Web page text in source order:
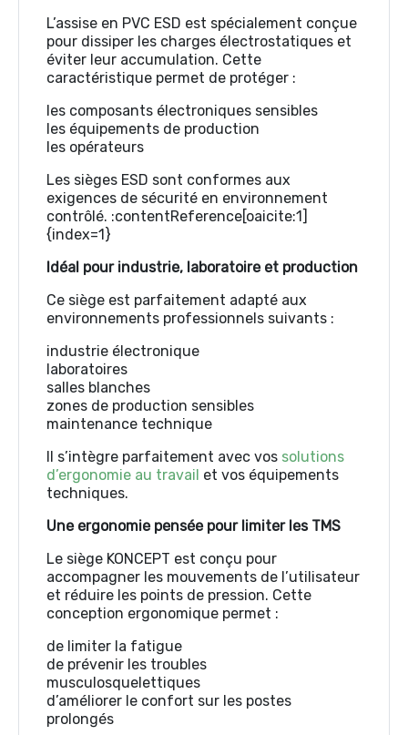
L’assise en PVC ESD est spécialement conçue
pour dissiper les charges électrostatiques et
éviter leur accumulation. Cette
caractéristique permet de protéger :
les composants électroniques sensibles
les équipements de production
les opérateurs
Les sièges ESD sont conformes aux
exigences de sécurité en environnement
contrôlé. :contentReference[oaicite:1]
{index=1}
Idéal pour industrie, laboratoire et production
Ce siège est parfaitement adapté aux
environnements professionnels suivants :
industrie électronique
laboratoires
salles blanches
zones de production sensibles
maintenance technique
Il s’intègre parfaitement avec vos solutions
d’ergonomie au travail et vos équipements
techniques.
Une ergonomie pensée pour limiter les TMS
Le siège KONCEPT est conçu pour
accompagner les mouvements de l’utilisateur
et réduire les points de pression. Cette
conception ergonomique permet :
de limiter la fatigue
de prévenir les troubles
musculosquelettiques
d’améliorer le confort sur les postes
prolongés